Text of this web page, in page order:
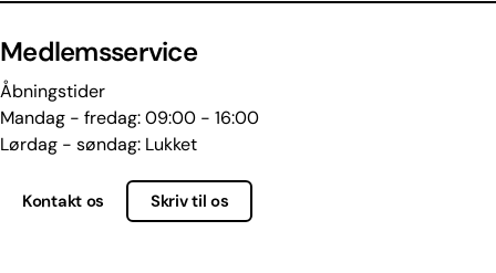
Medlemsservice
Åbningstider
Mandag - fredag: 09:00 - 16:00
Lørdag - søndag: Lukket
Kontakt os Skriv til os